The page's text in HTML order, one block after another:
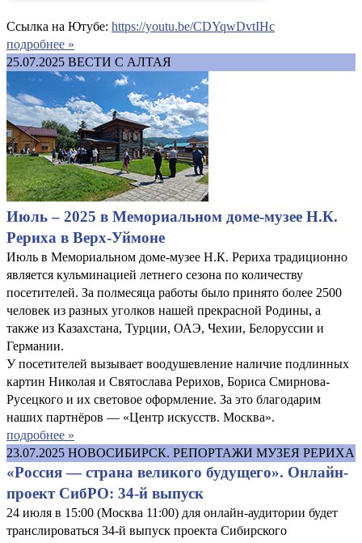
Ссылка на Ютубе: https://youtu.be/CDYqwDvtIHc
подробнее »
25.07.2025 ВЕСТИ С АЛТАЯ
Июль – 2025 в Мемориальном доме-музее Н.К.
Рериха в Верх-Уймоне
Июль в Мемориальном доме-музее Н.К. Рериха традиционно
является кульминацией летнего сезона по количеству
посетителей. За полмесяца работы было принято более 2500
человек из разных уголков нашей прекрасной Родины, а
также из Казахстана, Турции, ОАЭ, Чехии, Белоруссии и
Германии.
У посетителей вызывает воодушевление наличие подлинных
картин Николая и Святослава Рерихов, Бориса Смирнова-
Русецкого и их световое оформление. За это благодарим
наших партнёров — «Центр искусств. Москва».
подробнее »
23.07.2025 НОВОСИБИРСК. РЕПОРТАЖИ МУЗЕЯ РЕРИХА
«Россия — страна великого будущего». Онлайн-
проект СибРО: 34-й выпуск
24 июля в 15:00 (Москва 11:00) для онлайн-аудитории будет
транслироваться 34-й выпуск проекта Сибирского